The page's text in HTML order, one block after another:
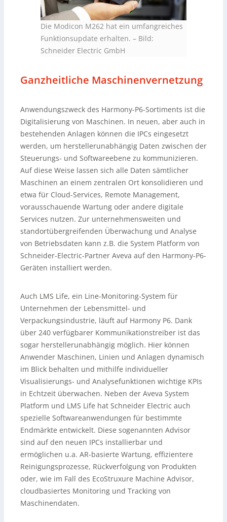
Die Modicon M262 hat ein umfangreiches
Funktionsupdate erhalten. – Bild:
Schneider Electric GmbH
Ganzheitliche Maschinenvernetzung
Anwendungszweck des Harmony-P6-Sortiments ist die
Digitalisierung von Maschinen. In neuen, aber auch in
bestehenden Anlagen können die IPCs eingesetzt
werden, um herstellerunabhängig Daten zwischen der
Steuerungs- und Softwareebene zu kommunizieren.
Auf diese Weise lassen sich alle Daten sämtlicher
Maschinen an einem zentralen Ort konsolidieren und
etwa für Cloud-Services, Remote Management,
vorausschauende Wartung oder andere digitale
Services nutzen. Zur unternehmensweiten und
standortübergreifenden Überwachung und Analyse
von Betriebsdaten kann z.B. die System Platform von
Schneider-Electric-Partner Aveva auf den Harmony-P6-
Geräten installiert werden.
Auch LMS Life, ein Line-Monitoring-System für
Unternehmen der Lebensmittel- und
Verpackungsindustrie, läuft auf Harmony P6. Dank
über 240 verfügbarer Kommunikationstreiber ist das
sogar herstellerunabhängig möglich. Hier können
Anwender Maschinen, Linien und Anlagen dynamisch
im Blick behalten und mithilfe individueller
Visualisierungs- und Analysefunktionen wichtige KPIs
in Echtzeit überwachen. Neben der Aveva System
Platform und LMS Life hat Schneider Electric auch
spezielle Softwareanwendungen für bestimmte
Endmärkte entwickelt. Diese sogenannten Advisor
sind auf den neuen IPCs installierbar und
ermöglichen u.a. AR-basierte Wartung, effizientere
Reinigungsprozesse, Rückverfolgung von Produkten
oder, wie im Fall des EcoStruxure Machine Advisor,
cloudbasiertes Monitoring und Tracking von
Maschinendaten.